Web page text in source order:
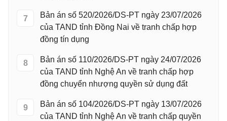
7
Bản án số 520/2026/DS-PT ngày 23/07/2026
của TAND tỉnh Đồng Nai về tranh chấp hợp
đồng tín dụng
8
Bản án số 110/2026/DS-PT ngày 24/07/2026
của TAND tỉnh Nghệ An về tranh chấp hợp
đồng chuyển nhượng quyền sử dụng đất
9
Bản án số 104/2026/DS-PT ngày 13/07/2026
của TAND tỉnh Nghệ An về tranh chấp quyền